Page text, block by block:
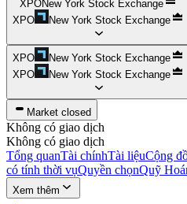
XPONew York Stock Exchange
XPO
New York Stock Exchange
XPO
New York Stock Exchange
XPO
New York Stock Exchange
Market closed
Không có giao dịch
Không có giao dịch
Tổng quanTài chínhTài liệuCộng
có tính thời vụQuyền chọnQuỹ
Xem thêm